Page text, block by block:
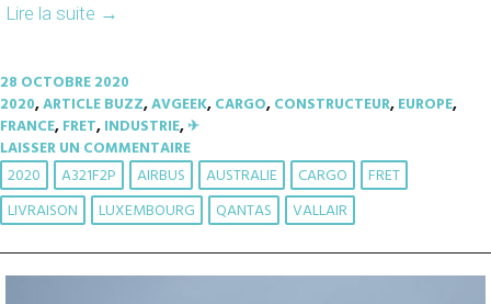
Lire la suite →
28 OCTOBRE 2020
2020,ARTICLE BUZZ,AVGEEK,CARGO,CONSTRUCTEUR,EUROPE,
FRANCE,FRET,INDUSTRIE,✈︎
LAISSER UN COMMENTAIRE
2020 A321F2P AIRBUS AUSTRALIE CARGO
FRET
LIVRAISON
LUXEMBOURG QANTAS VALLAIR